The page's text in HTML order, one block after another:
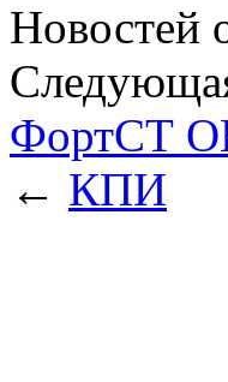
Новостей
ФортСТ
← КПИ